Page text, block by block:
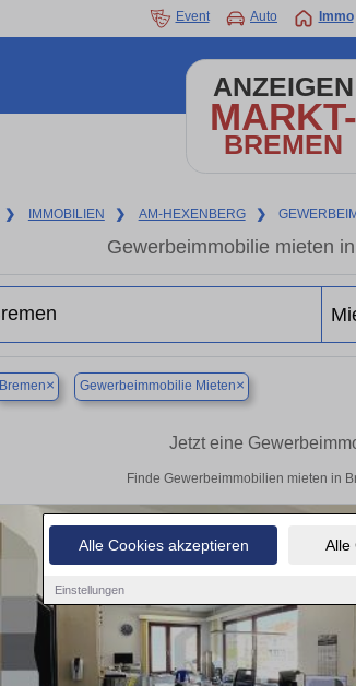
Alle Cookies akzeptieren Alle
Einstellungen
Event Auto Immo
ANZEIGEN
MARKT-
BREMEN
❯ IMMOBILIEN ❯ AM-HEXENBERG ❯
Gewerbeimmobilie mieten
Bremen× Gewerbeimmobilie Mieten×
Jetzt eine
Finde Gewerbeimmobilien mieten in